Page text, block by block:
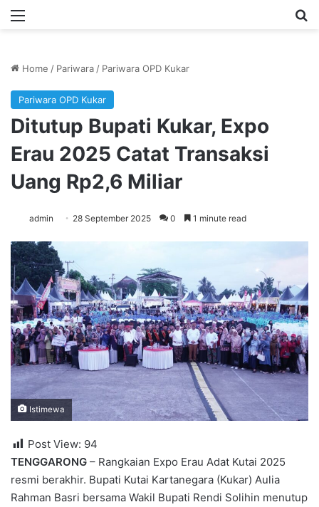
Menu
Home / Pariwara / Pariwara OPD Kukar
Pariwara OPD Kukar
Ditutup Bupati Kukar, Expo
Erau 2025 Catat Transaksi
Uang Rp2,6 Miliar
admin 28 September 2025 0 1 minute read
Istimewa
Post View: 94
TENGGARONG – Rangkaian Expo Erau Adat Kutai 2025
resmi berakhir. Bupati Kutai Kartanegara (Kukar) Aulia
Rahman Basri bersama Wakil Bupati Rendi Solihin menutup